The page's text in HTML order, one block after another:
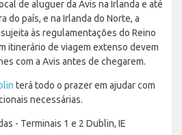
de aluguer da Avis na Irlanda e até
do país, e na Irlanda do Norte, a
às regulamentações do Reino
itinerário de viagem extenso devem
com a Avis antes de chegarem.
terá todo o prazer em ajudar com
necessárias.
- Terminais 1 e 2 Dublin, IE